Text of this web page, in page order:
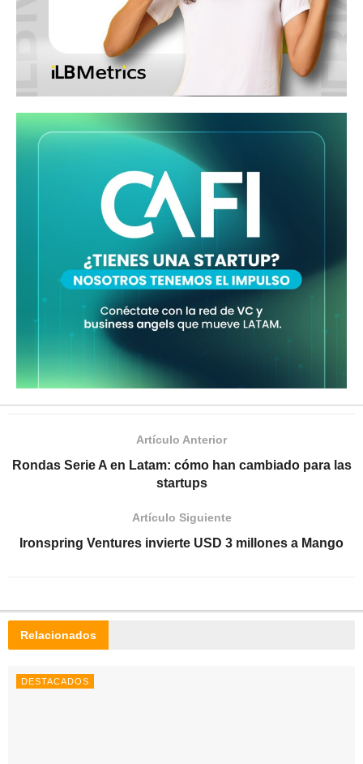
Artículo Anterior
Rondas Serie A en Latam: cómo han cambiado para las
startups
Artículo Siguiente
Ironspring Ventures invierte USD 3 millones a Mango
Relacionados
DESTACADOS